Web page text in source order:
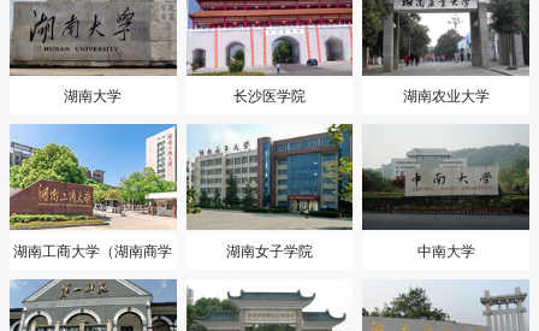
湖南大学 长沙医学院 湖南农业大学
湖南工商大学（湖南商学
院）
湖南女子学院 中南大学